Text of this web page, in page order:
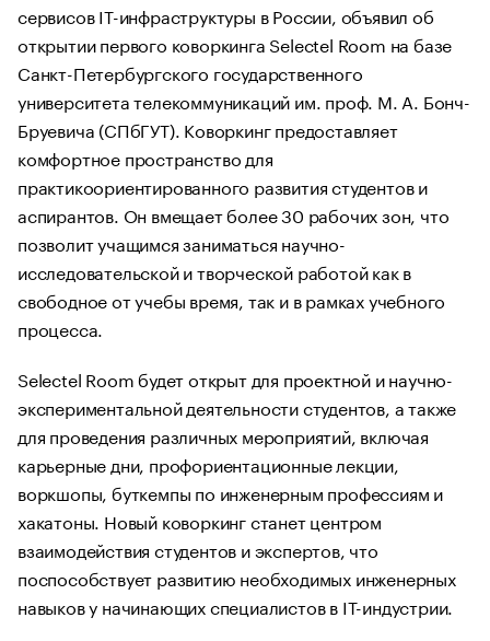
сервисов IT-инфраструктуры в России, объявил об
открытии первого коворкинга Selectel Room на базе
Санкт-Петербургского государственного
университета телекоммуникаций им. проф. М. А. Бонч-
Бруевича (СПбГУТ). Коворкинг предоставляет
комфортное пространство для
практикоориентированного развития студентов и
аспирантов. Он вмещает более 30 рабочих зон, что
позволит учащимся заниматься научно-
исследовательской и творческой работой как в
свободное от учебы время, так и в рамках учебного
процесса.
Selectel Room будет открыт для проектной и научно-
экспериментальной деятельности студентов, а также
для проведения различных мероприятий, включая
карьерные дни, профориентационные лекции,
воркшопы, буткемпы по инженерным профессиям и
хакатоны. Новый коворкинг станет центром
взаимодействия студентов и экспертов, что
поспособствует развитию необходимых инженерных
навыков у начинающих специалистов в IT-индустрии.